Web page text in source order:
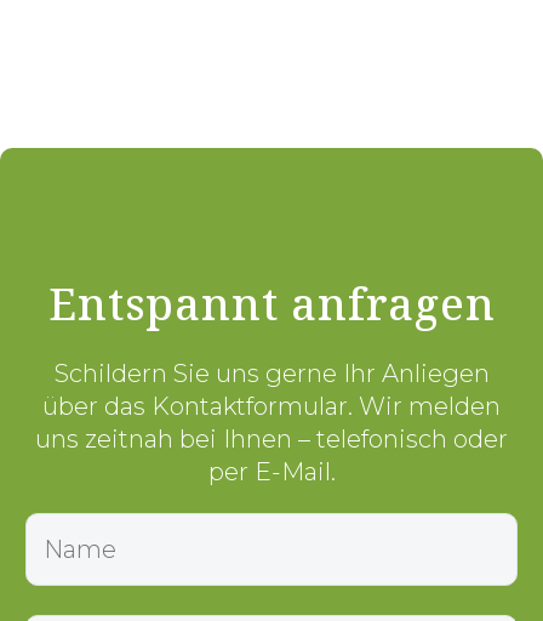
Entspannt anfragen
Schildern Sie uns gerne Ihr Anliegen
über das Kontaktformular. Wir melden
uns zeitnah bei Ihnen – telefonisch oder
per E-Mail.